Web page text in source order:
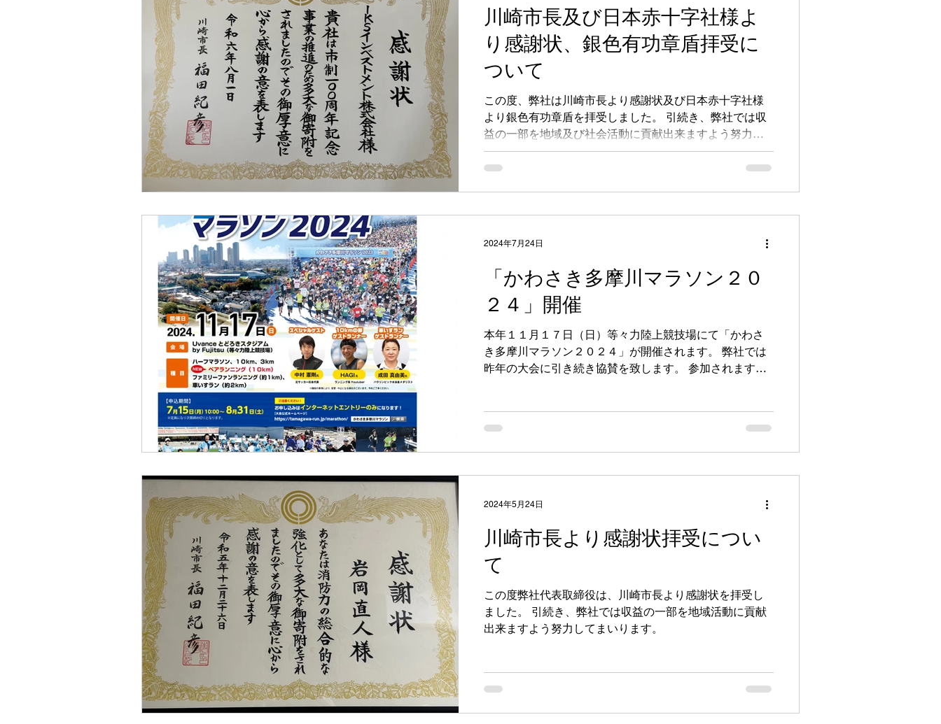
川崎市長及び日本赤十字社様よ
り感謝状、銀色有功章盾拝受に
ついて
この度、弊社は川崎市長より感謝状及び日本赤十字社様
より銀色有功章盾を拝受しました。 引続き、弊社では収
益の一部を地域及び社会活動に貢献出来ますよう努力し
てまいります。
「かわさき多摩川マラソン２０
２４」開催
本年１１月１７日（日）等々力陸上競技場にて「かわさ
き多摩川マラソン２０２４」が開催されます。 弊社では
昨年の大会に引き続き協賛を致します。 参加されますラ
2024年7月24日
川崎市長より感謝状拝受につい
て
この度弊社代表取締役は、川崎市長より感謝状を拝受し
ました。 引続き、弊社では収益の一部を地域活動に貢献
出来ますよう努力してまいります。
2024年5月24日